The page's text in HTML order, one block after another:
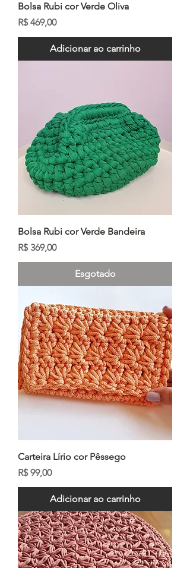
Bolsa Rubi cor Verde Oliva
Preço
R$ 469,00
Adicionar ao carrinho
Bolsa Rubi cor Verde Bandeira
Preço
R$ 369,00
Esgotado
Carteira Lírio cor Pêssego
Preço
R$ 99,00
Adicionar ao carrinho